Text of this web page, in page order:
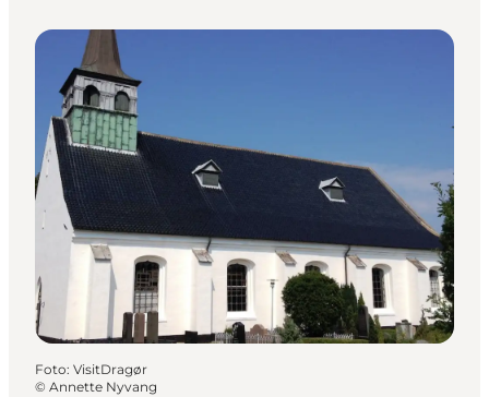
Foto: VisitDragør
© Annette Nyvang